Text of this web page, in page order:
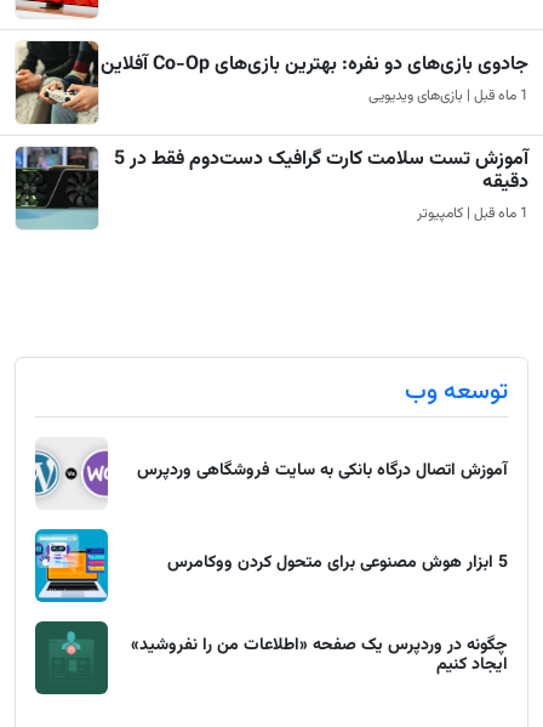
جادوی بازی‌های دو نفره: بهترین بازی‌های Co-Op آفلاین
1 ماه قبل | بازی‌های ویدیویی
آموزش تست سلامت کارت گرافیک دست‌دوم فقط در 5
دقیقه
1 ماه قبل | کامپیوتر
توسعه وب
آموزش اتصال درگاه بانکی به سایت فروشگاهی وردپرس
5 ابزار هوش مصنوعی برای متحول کردن ووکامرس
چگونه در وردپرس یک صفحه «اطلاعات من را نفروشید»
ایجاد کنیم